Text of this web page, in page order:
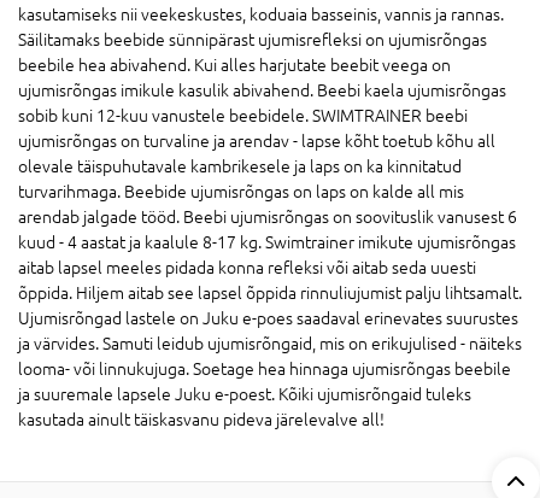
kasutamiseks nii veekeskustes, koduaia basseinis, vannis ja rannas.
Säilitamaks beebide sünnipärast ujumisrefleksi on ujumisrõngas
beebile hea abivahend. Kui alles harjutate beebit veega on
ujumisrõngas imikule kasulik abivahend. Beebi kaela ujumisrõngas
sobib kuni 12-kuu vanustele beebidele. SWIMTRAINER beebi
ujumisrõngas on turvaline ja arendav - lapse kõht toetub kõhu all
olevale täispuhutavale kambrikesele ja laps on ka kinnitatud
turvarihmaga. Beebide ujumisrõngas on laps on kalde all mis
arendab jalgade tööd. Beebi ujumisrõngas on soovituslik vanusest 6
kuud - 4 aastat ja kaalule 8-17 kg. Swimtrainer imikute ujumisrõngas
aitab lapsel meeles pidada konna refleksi või aitab seda uuesti
õppida. Hiljem aitab see lapsel õppida rinnuliujumist palju lihtsamalt.
Ujumisrõngad lastele on Juku e-poes saadaval erinevates suurustes
ja värvides. Samuti leidub ujumisrõngaid, mis on erikujulised - näiteks
looma- või linnukujuga. Soetage hea hinnaga ujumisrõngas beebile
ja suuremale lapsele Juku e-poest. Kõiki ujumisrõngaid tuleks
kasutada ainult täiskasvanu pideva järelevalve all!